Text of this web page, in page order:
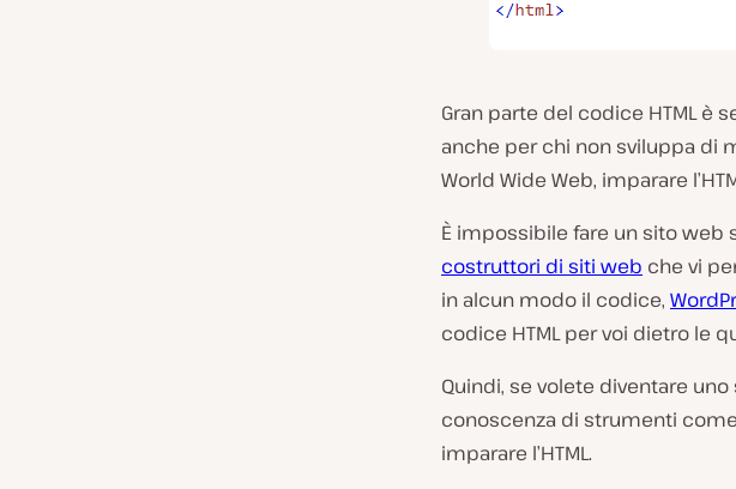
Gran parte del codice HTML è
anche per chi non sviluppa di
World Wide Web, imparare
È impossibile fare un sito web
costruttori di siti web che vi
in alcun modo il codice,
codice HTML per voi dietro le
Quindi, se volete diventare
conoscenza di strumenti
imparare l’HTML.